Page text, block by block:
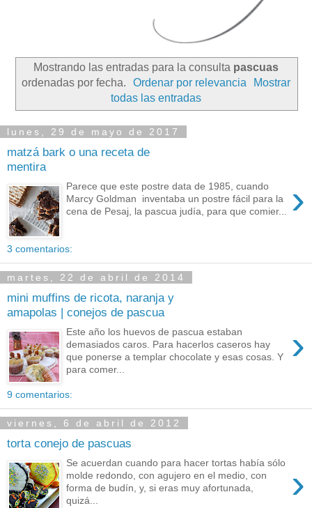
Mostrando las entradas para la consulta pascuas
ordenadas por fecha.
Ordenar por relevancia
Mostrar
todas las entradas
lunes, 29 de mayo de 2017
matzá bark o una receta de
mentira
›
Parece que este postre data de 1985, cuando
Marcy Goldman inventaba un postre fácil para la
cena de Pesaj, la pascua judía, para que comier...
3 comentarios:
martes, 22 de abril de 2014
mini muffins de ricota, naranja y
amapolas | conejos de pascua
›
Este año los huevos de pascua estaban
demasiados caros. Para hacerlos caseros hay
que ponerse a templar chocolate y esas cosas. Y
para comer...
9 comentarios:
viernes, 6 de abril de 2012
torta conejo de pascuas
›
Se acuerdan cuando para hacer tortas había sólo
molde redondo, con agujero en el medio, con
forma de budín, y, si eras muy afortunada,
quizá...